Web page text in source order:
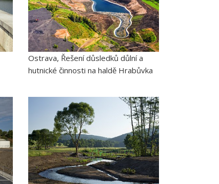
Ostrava, Řešení důsledků důlní a
hutnické činnosti na haldě Hrabůvka